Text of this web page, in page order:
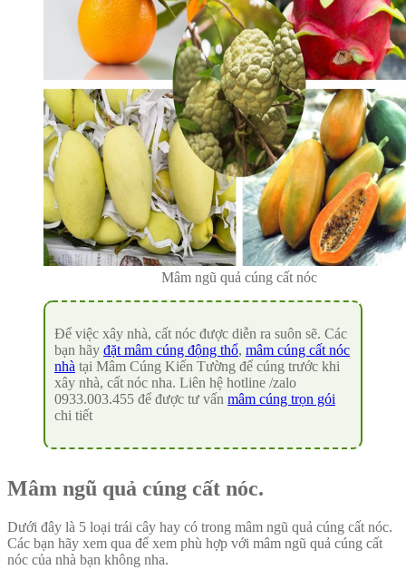
Mâm ngũ quả cúng cất nóc
Để việc xây nhà, cất nóc được diễn ra suôn sẽ. Các
bạn hãy đặt mâm cúng động thổ, mâm cúng cất nóc
nhà tại Mâm Cúng Kiến Tường để cúng trước khi
xây nhà, cất nóc nha. Liên hệ hotline /zalo
0933.003.455 để được tư vấn mâm cúng trọn gói
chi tiết
Mâm ngũ quả cúng cất nóc.
Dưới đây là 5 loại trái cây hay có trong mâm ngũ quả cúng cất nóc.
Các bạn hãy xem qua để xem phù hợp với mâm ngũ quả cúng cất
nóc của nhà bạn không nha.